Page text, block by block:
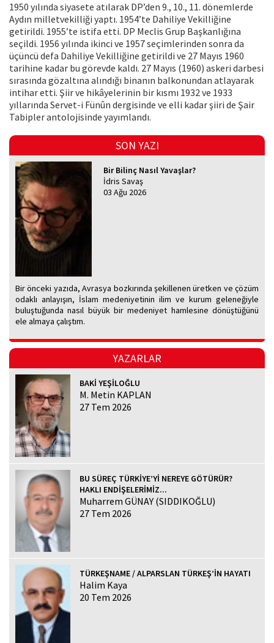
1950 yılında siyasete atılarak DP’den 9., 10., 11. dönemlerde
Aydın milletvekilliği yaptı. 1954’te Dahiliye Vekilliğine
getirildi. 1955’te istifa etti. DP Meclis Grup Başkanlığına
seçildi. 1956 yılında ikinci ve 1957 seçimlerinden sonra da
üçüncü defa Dahiliye Vekilliğine getirildi ve 27 Mayıs 1960
tarihine kadar bu görevde kaldı. 27 Mayıs (1960) askeri darbesi
sırasında gözaltına alındığı binanın balkonundan atlayarak
intihar etti. Şiir ve hikâyelerinin bir kısmı 1932 ve 1933
yıllarında Servet-i Fünûn dergisinde ve elli kadar şiiri de Şair
Tabipler antolojisinde yayımlandı.
SON YAZI
Bir Bilinç Nasıl Yavaşlar?
İdris Savaş
03 Ağu 2026
Bir önceki yazıda, Avrasya bozkırında şekillenen üretken ve çözüm
odaklı anlayışın, İslam medeniyetinin ilim ve kurum geleneğiyle
buluştuğunda nasıl büyük bir medeniyet hamlesine dönüştüğünü
ele almaya çalıştım.
YAZARLAR
BAKİ YEŞİLOĞLU
M. Metin KAPLAN
27 Tem 2026
BU SÜREÇ TÜRKİYE’Yİ NEREYE GÖTÜRÜR?
HAKLI ENDİŞELERİMİZ...
Muharrem GÜNAY (SIDDIKOĞLU)
27 Tem 2026
TÜRKEŞNAME / ALPARSLAN TÜRKEŞ’İN HAYATI
Halim Kaya
20 Tem 2026